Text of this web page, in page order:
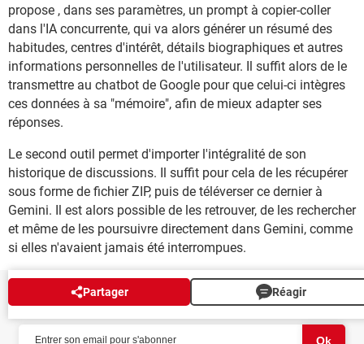
propose , dans ses paramètres, un prompt à copier-coller
dans l'IA concurrente, qui va alors générer un résumé des
habitudes, centres d'intérêt, détails biographiques et autres
informations personnelles de l'utilisateur. Il suffit alors de le
transmettre au chatbot de Google pour que celui-ci intègres
ces données à sa "mémoire", afin de mieux adapter ses
réponses.
Le second outil permet d'importer l'intégralité de son
historique de discussions. Il suffit pour cela de les récupérer
sous forme de fichier ZIP, puis de téléverser ce dernier à
Gemini. Il est alors possible de les retrouver, de les rechercher
et même de les poursuivre directement dans Gemini, comme
si elles n'avaient jamais été interrompues.
Partager Réagir
NEWSLETTER